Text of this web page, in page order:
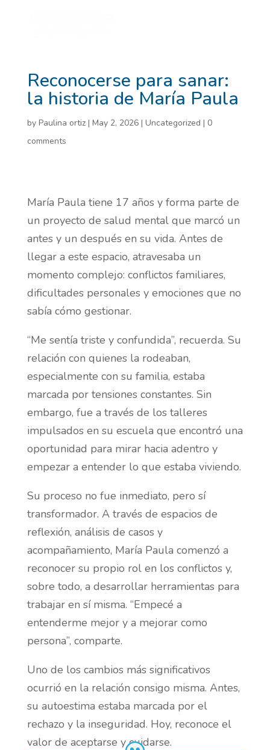
Reconocerse para sanar:
la historia de María Paula
by Paulina ortiz| May 2, 2026| Uncategorized | 0
comments
María Paula tiene 17 años y forma parte de
un proyecto de salud mental que marcó un
antes y un después en su vida. Antes de
llegar a este espacio, atravesaba un
momento complejo: conflictos familiares,
dificultades personales y emociones que no
sabía cómo gestionar.
“Me sentía triste y confundida”, recuerda. Su
relación con quienes la rodeaban,
especialmente con su familia, estaba
marcada por tensiones constantes. Sin
embargo, fue a través de los talleres
impulsados en su escuela que encontró una
oportunidad para mirar hacia adentro y
empezar a entender lo que estaba viviendo.
Su proceso no fue inmediato, pero sí
transformador. A través de espacios de
reflexión, análisis de casos y
acompañamiento, María Paula comenzó a
reconocer su propio rol en los conflictos y,
sobre todo, a desarrollar herramientas para
trabajar en sí misma. “Empecé a
entenderme mejor y a mejorar como
persona”, comparte.
Uno de los cambios más significativos
ocurrió en la relación consigo misma. Antes,
su autoestima estaba marcada por el
rechazo y la inseguridad. Hoy, reconoce el
valor de aceptarse y cuidarse.